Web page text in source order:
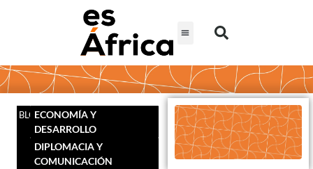
BLOGECONOMÍA Y
DESARROLLO
DIPLOMACIA Y
COMUNICACIÓN